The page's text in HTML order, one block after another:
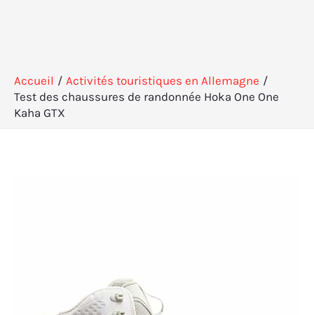
Accueil
Activités touristiques en Allemagne
Test des chaussures de randonnée Hoka One One
Kaha GTX